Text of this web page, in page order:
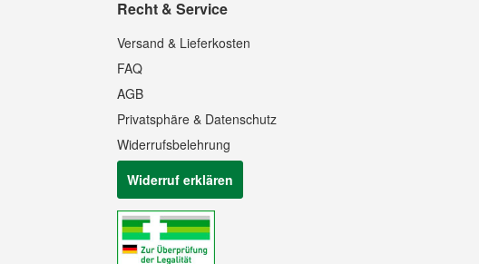
Recht & Service
Versand & Lieferkosten
FAQ
AGB
Privatsphäre & Datenschutz
Widerrufsbelehrung
Widerruf erklären